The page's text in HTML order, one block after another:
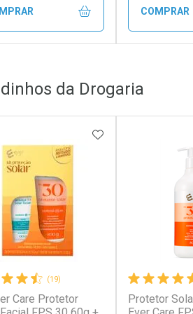
Desconto
COMPRAR
Ativar
Por
da Drogaria
(19)
Care Protetor
ADICIONAR AOS
Protetor